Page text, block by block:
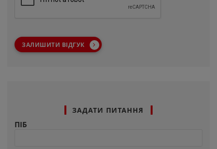
ЗАЛИШИТИ ВІДГУК
ЗАДАТИ ПИТАННЯ
ПІБ